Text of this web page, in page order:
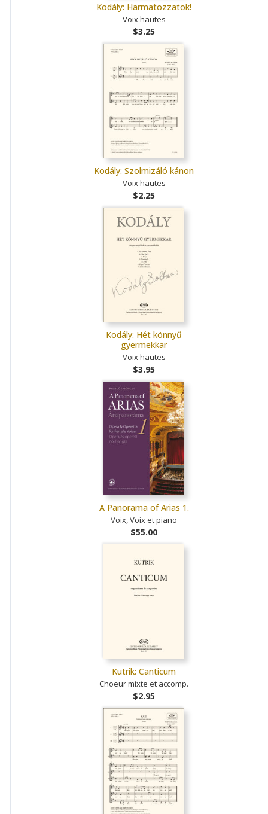
Kodály: Harmatozzatok!
Voix hautes
$3.25
Kodály: Szolmizáló kánon
Voix hautes
$2.25
Kodály: Hét könnyű
gyermekkar
Voix hautes
$3.95
A Panorama of Arias 1.
Voix, Voix et piano
$55.00
Kutrik: Canticum
Choeur mixte et accomp.
$2.95